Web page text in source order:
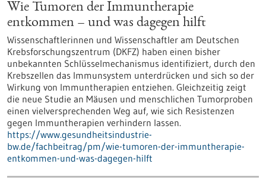
Wie Tumoren der Immuntherapie
entkommen – und was dagegen hilft
Wissenschaftlerinnen und Wissenschaftler am Deutschen
Krebsforschungszentrum (DKFZ) haben einen bisher
unbekannten Schlüsselmechanismus identifiziert, durch den
Krebszellen das Immunsystem unterdrücken und sich so der
Wirkung von Immuntherapien entziehen. Gleichzeitig zeigt
die neue Studie an Mäusen und menschlichen Tumorproben
einen vielversprechenden Weg auf, wie sich Resistenzen
gegen Immuntherapien verhindern lassen.
https://www.gesundheitsindustrie-
bw.de/fachbeitrag/pm/wie-tumoren-der-immuntherapie-
entkommen-und-was-dagegen-hilft